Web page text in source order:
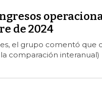
de 2024
el grupo comentó que
comparación interanual)